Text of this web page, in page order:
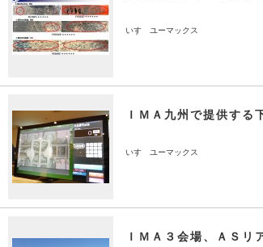
いすゞユーマックス
ＩＭＡ九州で提供する
いすゞユーマックス
ＩＭＡ３会場、ＡＳリ